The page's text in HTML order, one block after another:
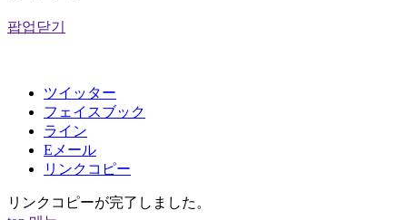
팝업닫기
ツイッター
フェイスブック
ライン
Eメール
リンクコピー
リンクコピーが完了しました。